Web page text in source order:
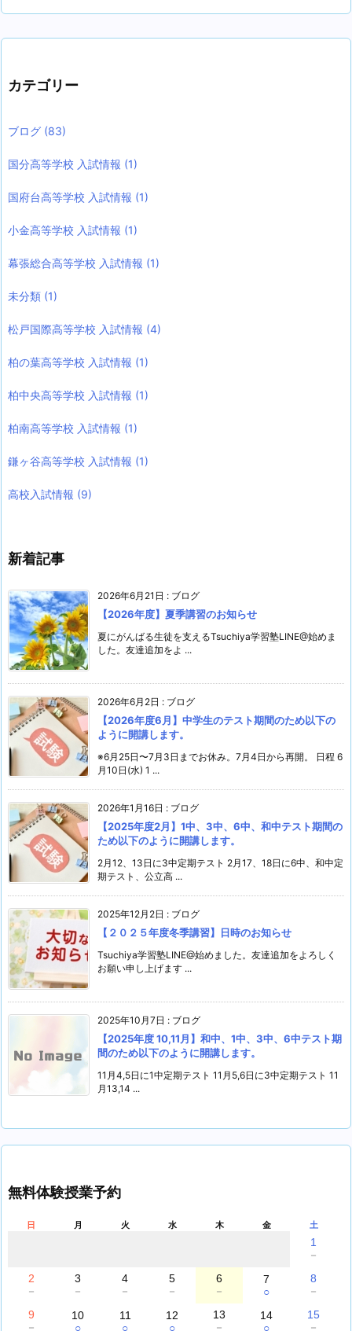
カテゴリー
ブログ (83)
国分高等学校 入試情報 (1)
国府台高等学校 入試情報 (1)
小金高等学校 入試情報 (1)
幕張総合高等学校 入試情報 (1)
未分類 (1)
松戸国際高等学校 入試情報 (4)
柏の葉高等学校 入試情報 (1)
柏中央高等学校 入試情報 (1)
柏南高等学校 入試情報 (1)
鎌ヶ谷高等学校 入試情報 (1)
高校入試情報 (9)
新着記事
2026年6月21日 : ブログ
【2026年度】夏季講習のお知らせ
夏にがんばる生徒を支えるTsuchiya学習塾LINE@始めま
した。友達追加をよ ...
2026年6月2日 : ブログ
【2026年度6月】中学生のテスト期間のため以下の
ように開講します。
※6月25日〜7月3日までお休み。7月4日から再開。 日程 6
月10日(水) 1 ...
2026年1月16日 : ブログ
【2025年度2月】1中、3中、6中、和中テスト期間の
ため以下のように開講します。
2月12、13日に3中定期テスト 2月17、18日に6中、和中定
期テスト、公立高 ...
2025年12月2日 : ブログ
【２０２５年度冬季講習】日時のお知らせ
Tsuchiya学習塾LINE@始めました。友達追加をよろしく
お願い申し上げます ...
2025年10月7日 : ブログ
【2025年度 10,11月】和中、1中、3中、6中テスト期
間のため以下のように開講します。
11月4,5日に1中定期テスト 11月5,6日に3中定期テスト 11
月13,14 ...
無料体験授業予約
日 月 火 水 木 金 土
1
－
2
－
3
－
4
－
5
－
6
－
7
○
8
－
9
－
10
○
11
○
12
○
13
－
14
○
15
－